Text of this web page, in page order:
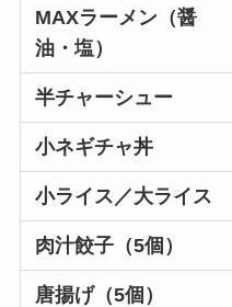
MAXラーメン（醤
油・塩）
半チャーシュー
小ネギチャ丼
小ライス／大ライス
肉汁餃子（5個）
唐揚げ（5個）